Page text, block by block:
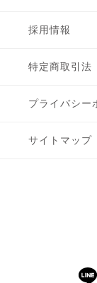
採用情報
特定商取引法
プライバシー
サイトマップ